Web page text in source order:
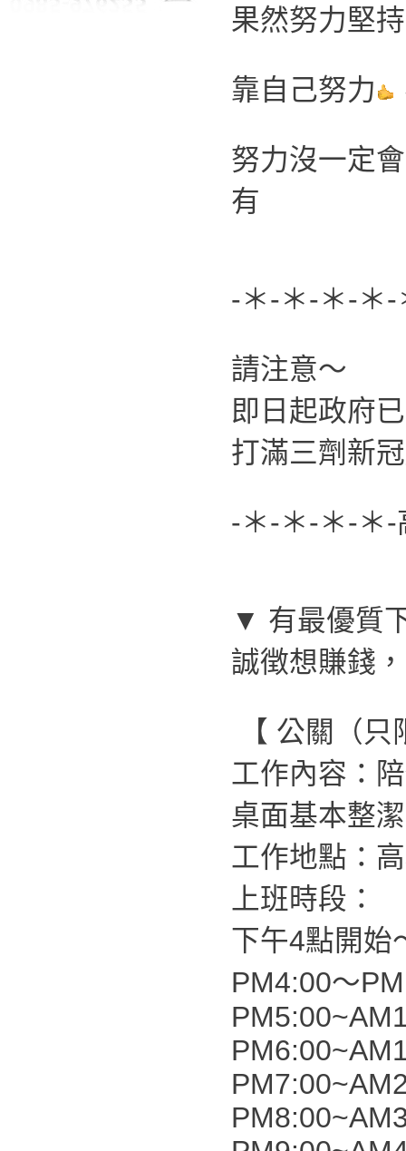
果然努力堅
靠自己努力
努力沒一定
有
-＊-＊-＊-＊
請注意～
即日起政府
打滿三劑新
-＊-＊-＊-＊
▼ 有最優質
誠徴想賺錢
【 公關（
工作內容：
桌面基本整
工作地點：
上班時段：
下午4點開始
PM4:00～